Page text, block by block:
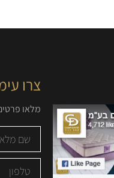
צרו
מלאו